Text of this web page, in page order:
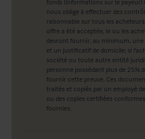
fonds (informations sur le payeur)
nous oblige à effectuer des
raisonnable sur tous les
offre a été acceptée, le ou les
devront fournir, au minimum, une
et un justificatif de domicile; si
société ou toute autre entité
personne possédant plus de 25%
fournir cette preuve. Ces
traités et copiés par un employé
ou des copies certifiées
fournies.